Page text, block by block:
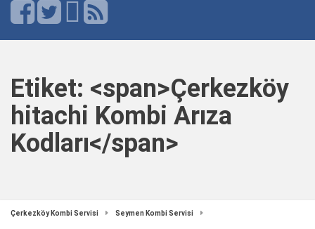
Etiket: <span>Çerkezköy
hitachi Kombi Arıza
Kodları</span>
Çerkezköy Kombi Servisi Seymen Kombi Servisi